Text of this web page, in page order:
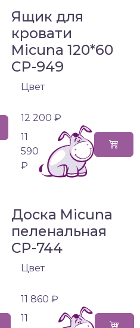
Ящик для
кровати
Micuna 120*60
CP-949
Цвет
12 200 ₽
11
590
₽
Доска Micuna
пеленальная
CP-744
Цвет
11 860 ₽
11